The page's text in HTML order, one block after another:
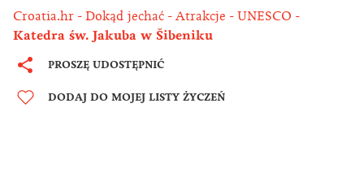
Croatia.hr Dokąd jechać Atrakcje UNESCO
Katedra św. Jakuba w Šibeniku
PROSZĘ UDOSTĘPNIĆ
DODAJ DO MOJEJ LISTY ŻYCZEŃ